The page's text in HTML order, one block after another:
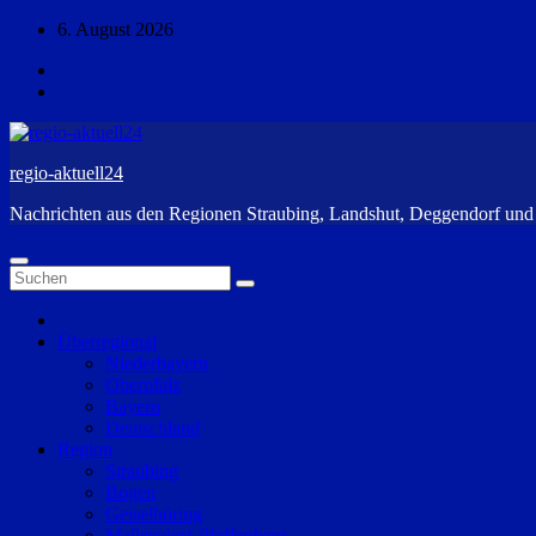
Zum
springen
6. August 2026
regio-aktuell24
Nachrichten aus den Regionen Straubing, Landshut, Deggendorf
Überregional
Niederbayern
Oberpfalz
Bayern
Deutschland
Region
Straubing
Bogen
Geiselhöring